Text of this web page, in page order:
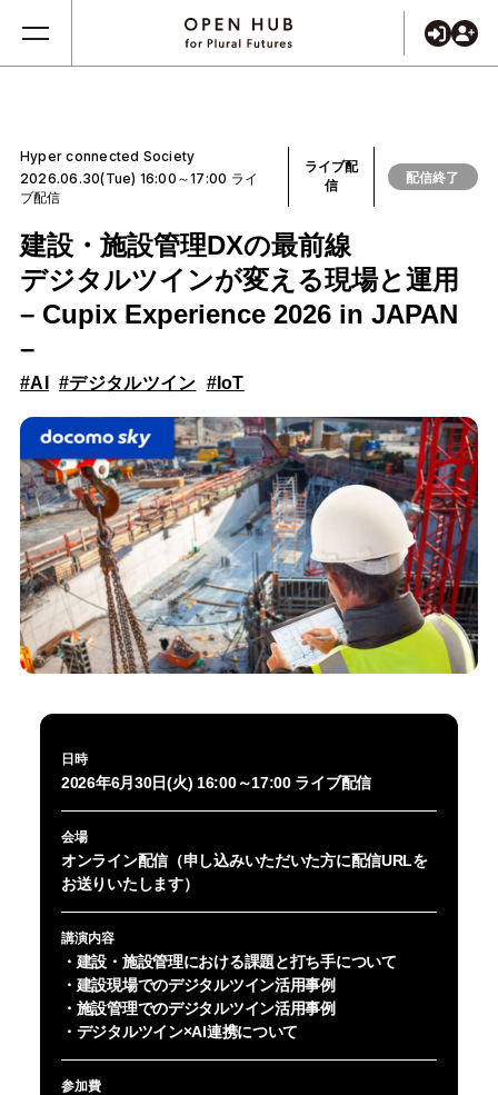
Hyper connected Society
2026.06.30(Tue) 16:00～17:00 ライ
ブ配信
ライブ配
信
配信終了
建設・施設管理DXの最前線
デジタルツインが変える現場と運用
– Cupix Experience 2026 in JAPAN
–
#AI #デジタルツイン #IoT
日時
2026年6月30日(火) 16:00～17:00 ライブ配信
会場
オンライン配信（申し込みいただいた方に配信URLを
お送りいたします）
講演内容
・建設・施設管理における課題と打ち手について
・建設現場でのデジタルツイン活用事例
・施設管理でのデジタルツイン活用事例
・デジタルツイン×AI連携について
参加費